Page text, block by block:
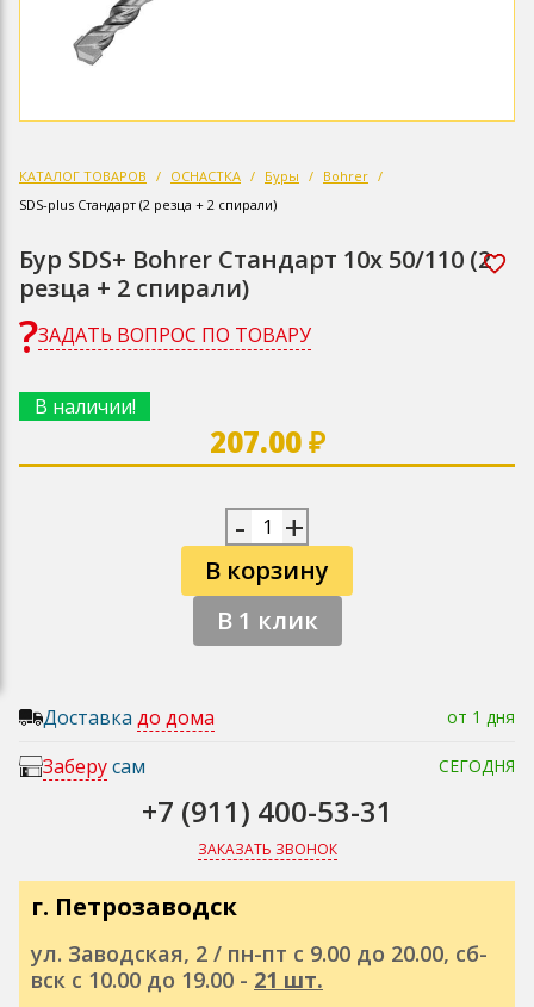
КАТАЛОГ ТОВАРОВ ОСНАСТКА Буры
Bohrer
SDS-plus Стандарт (2 резца + 2 спирали)
Бур SDS+ Bohrer Стандарт 10х 50/110 (2
резца + 2 спирали)
ЗАДАТЬ ВОПРОС ПО ТОВАРУ
В наличии!
207.00 ₽
- +
В корзину
В 1 клик
Доставка до дома от 1 дня
Заберусам СЕГОДНЯ
+7 (911) 400-53-31
ЗАКАЗАТЬ ЗВОНОК
г. Петрозаводск
ул. Заводская, 2 / пн-пт с 9.00 до 20.00, сб-
вск с 10.00 до 19.00 - 21 шт.